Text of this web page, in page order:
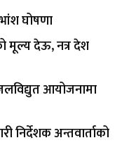
घोषणा
मूल्य देऊ, नत्र देश
आयोजनामा
निर्देशक अन्तवार्ताको